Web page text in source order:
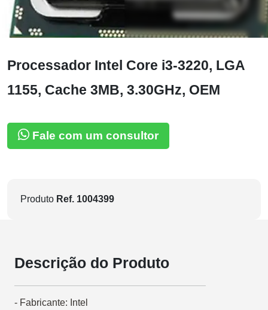
Processador Intel Core i3-3220, LGA
1155, Cache 3MB, 3.30GHz, OEM
Fale com um consultor
Produto Ref. 1004399
Descrição do Produto
- Fabricante: Intel